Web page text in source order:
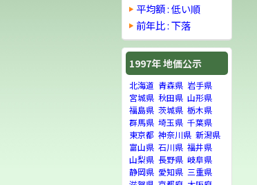
平均額 : 低い順
前年比 : 下落
1997年 地価公示
北海道 青森県 岩手県
宮城県 秋田県 山形県
福島県 茨城県 栃木県
群馬県 埼玉県 千葉県
東京都 神奈川県 新潟県
富山県 石川県 福井県
山梨県 長野県 岐阜県
静岡県 愛知県 三重県